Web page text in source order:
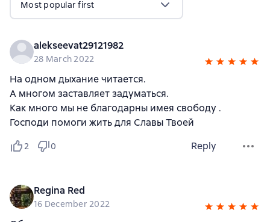
Most popular first
alekseevat29121982
28 March 2022
На одном дыхание читается.
А многом заставляет задуматься.
Как много мы не благодарны имея свободу .
Господи помоги жить для Славы Твоей
2 0 Reply
Regina Red
16 December 2022